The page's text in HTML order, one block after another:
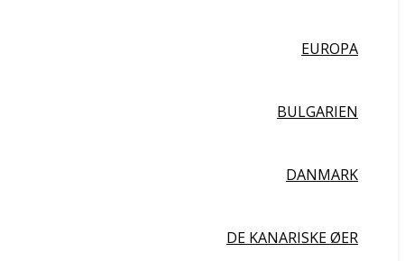
EUROPA
BULGARIEN
DANMARK
DE KANARISKE ØER